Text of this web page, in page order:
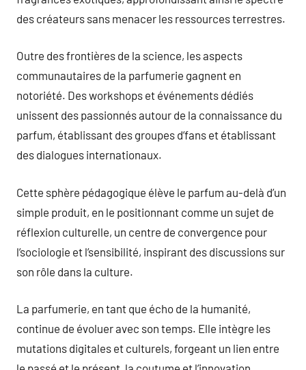
des créateurs sans menacer les ressources terrestres.
Outre des frontières de la science, les aspects
communautaires de la parfumerie gagnent en
notoriété. Des workshops et événements dédiés
unissent des passionnés autour de la connaissance du
parfum, établissant des groupes d’fans et établissant
des dialogues internationaux.
Cette sphère pédagogique élève le parfum au-delà d’un
simple produit, en le positionnant comme un sujet de
réflexion culturelle, un centre de convergence pour
l’sociologie et l’sensibilité, inspirant des discussions sur
son rôle dans la culture.
La parfumerie, en tant que écho de la humanité,
continue de évoluer avec son temps. Elle intègre les
mutations digitales et culturels, forgeant un lien entre